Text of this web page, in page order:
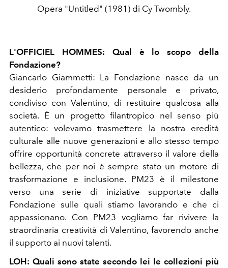
Opera "Untitled" (1981) di Cy Twombly.
L'OFFICIEL HOMMES: Qual è lo scopo della
Fondazione?
Giancarlo Giammetti: La Fondazione nasce da un
desiderio profondamente personale e privato,
condiviso con Valentino, di restituire qualcosa alla
società. È un progetto filantropico nel senso più
autentico: volevamo trasmettere la nostra eredità
culturale alle nuove generazioni e allo stesso tempo
offrire opportunità concrete attraverso il valore della
bellezza, che per noi è sempre stato un motore di
trasformazione e inclusione. PM23 è il milestone
verso una serie di iniziative supportate dalla
Fondazione sulle quali stiamo lavorando e che ci
appassionano. Con PM23 vogliamo far rivivere la
straordinaria creatività di Valentino, favorendo anche
il supporto ai nuovi talenti.
LOH: Quali sono state secondo lei le collezioni più